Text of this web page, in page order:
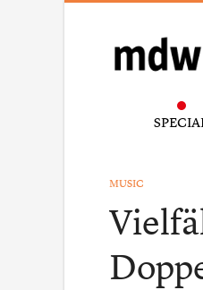
MUSIC